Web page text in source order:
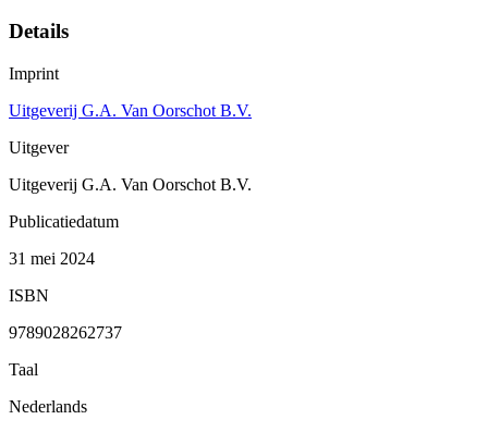
Details
Imprint
Uitgeverij G.A. Van Oorschot B.V.
Uitgever
Uitgeverij G.A. Van Oorschot B.V.
Publicatiedatum
31 mei 2024
ISBN
9789028262737
Taal
Nederlands